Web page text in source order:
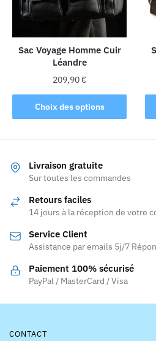
choisies
sur
la
page
du
produit
Sac Voyage Homme Cuir
Léandre
209,90€
Choix des options
Ce
produit
variations.
Les
peuvent
choisies
sur
la
page
Livraison gratuite
Sur toutes les commandes
Retours faciles
14 jours à la réception de votre
Service Client
Assistance par emails 5j/7
Paiement 100% sécurisé
PayPal / MasterCard / Visa
CONTACT